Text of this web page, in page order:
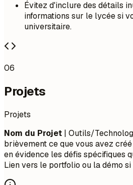
Évitez d'inclure des détails
informations sur le lycée si
universitaire.
06
Projets
Projets
Nom du Projet | Outils/
brièvement ce que vous avez
en évidence les défis spécifiques
Lien vers le portfolio ou la démo